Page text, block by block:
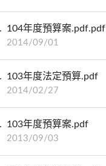
104年度預算案.pdf.pdf
2014/09/01
103年度法定預算.pdf
2014/02/27
103年度預算案.pdf
2013/09/03